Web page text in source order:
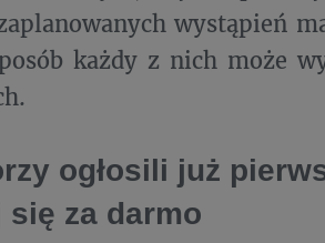
wystąpień
każdy z nich może
ogłosili już
za darmo